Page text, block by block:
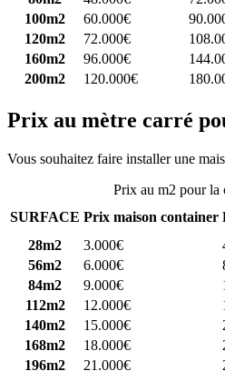
100m2
60.000€
120m2
72.000€
160m2
96.000€
200m2
120.000€
Prix au mètre carré
Vous souhaitez faire installer une
Prix au m2 pour la
SURFACE Prix maison container
28m2
3.000€
56m2
6.000€
84m2
9.000€
112m2
12.000€
140m2
15.000€
168m2
18.000€
196m2
21.000€